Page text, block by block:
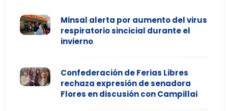
Minsal alerta por aumento del virus
respiratorio sincicial durante el
invierno
Confederación de Ferias Libres
rechaza expresión de senadora
Flores en discusión con Campillai